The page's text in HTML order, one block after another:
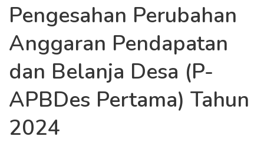
Pengesahan Perubahan
Anggaran Pendapatan
dan Belanja Desa (P-
APBDes Pertama) Tahun
2024